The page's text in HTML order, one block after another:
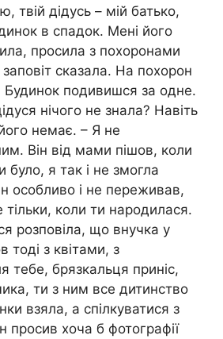
твій дідусь – мій батько,
в спадок. Мені його
просила з похоронами
сказала. На похорон
Будинок подивишся за одне.
нічого не знала? Навіть
немає. – Я не
Він від мами пішов, коли
було, я так і не змогла
особливо і не переживав,
коли ти народилася.
розповіла, що внучка у
тоді з квітами, з
тебе, брязкальця приніс,
ти з ним все дитинство
взяла, а спілкуватися з
просив хоча б фотографії